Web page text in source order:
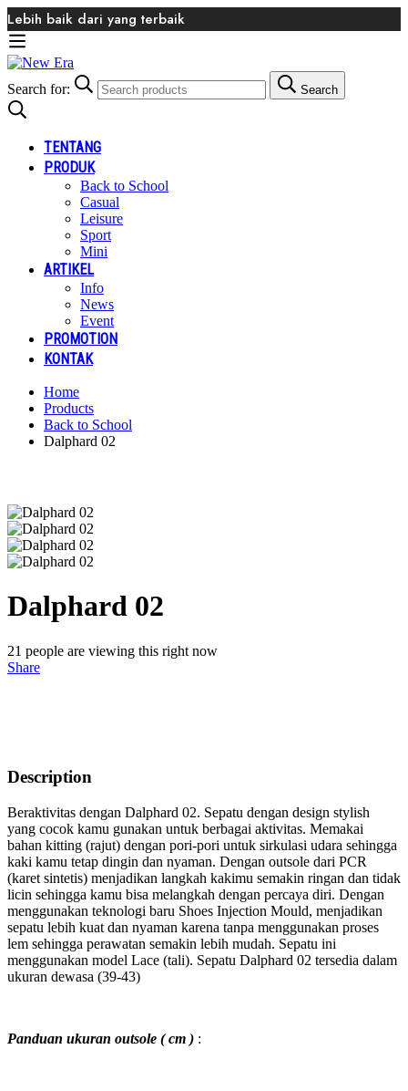
Lebih baik dari yang terbaik
Search for: Search
TENTANG
PRODUK
Back to School
Casual
Leisure
Sport
Mini
ARTIKEL
Info
News
Event
PROMOTION
KONTAK
Home
Products
Back to School
Dalphard 02
Dalphard 02
21 people are viewing this right now
Share
Description
Beraktivitas dengan Dalphard 02. Sepatu dengan design stylish
yang cocok kamu gunakan untuk berbagai aktivitas. Memakai
bahan kitting (rajut) dengan pori-pori untuk sirkulasi udara sehingga
kaki kamu tetap dingin dan nyaman. Dengan outsole dari PCR
(karet sintetis) menjadikan langkah kakimu semakin ringan dan tidak
licin sehingga kamu bisa melangkah dengan percaya diri. Dengan
menggunakan teknologi baru Shoes Injection Mould, menjadikan
sepatu lebih kuat dan nyaman karena tanpa menggunakan proses
lem sehingga perawatan semakin lebih mudah. Sepatu ini
menggunakan model Lace (tali). Sepatu Dalphard 02 tersedia dalam
ukuran dewasa (39-43)
Panduan ukuran outsole ( cm ) :